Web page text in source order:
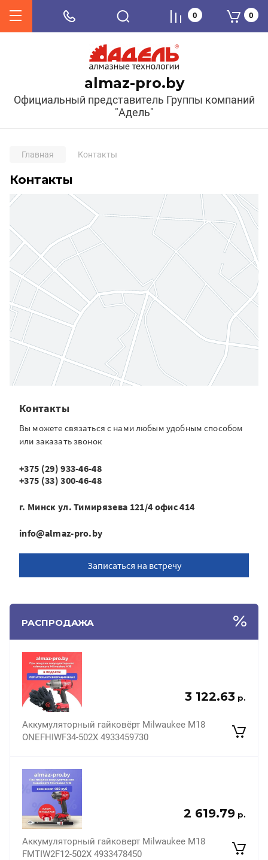
almaz-pro.by
Официальный представитель Группы компаний
"Адель"
0 0
РАСПРОДАЖА
3 122.63 р.
Аккумуляторный гайковёрт Milwaukee M18
ONEFHIWF34-502X 4933459730
2 619.79 р.
Аккумуляторный гайковерт Milwaukee M18
FMTIW2F12-502X 4933478450
Главная Контакты
Контакты
Контакты
Вы можете связаться с нами любым удобным способом
или заказать звонок
+375 (29) 933-46-48
+375 (33)300-46-48
г. Минск ул. Тимирязева 121/4 офис 414
info@almaz-pro.by
Записаться на встречу